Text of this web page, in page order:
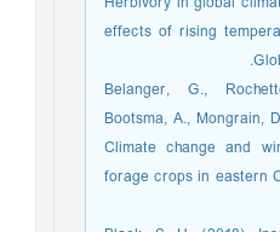
effects of rising
Belanger, G.,
Bootsma, A., Mongrain,
Climate change and
forage crops in eastern